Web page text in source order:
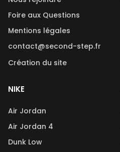
Foire aux Questions
Mentions légales
contact@second-step.fr
Création du site
NIKE
Air Jordan
Air Jordan 4
Dunk Low